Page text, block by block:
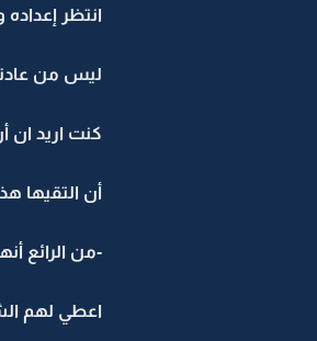
انتظر
ليس من
كنت اريد ان
أن التقيها
-من الرائع
اعطي لهم